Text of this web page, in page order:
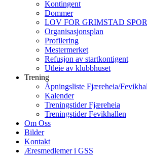
Kontingent
Dommer
LOV FOR GRIMSTAD
Organisasjonsplan
Profilering
Mestermerket
Refusjon av startkontigent
Utleie av klubbhuset
Trening
Åpningsliste Fjæreheia/
Kalender
Treningstider Fjæreheia
Treningstider Fevikhallen
Om Oss
Bilder
Kontakt
Æresmedlemer i GSS